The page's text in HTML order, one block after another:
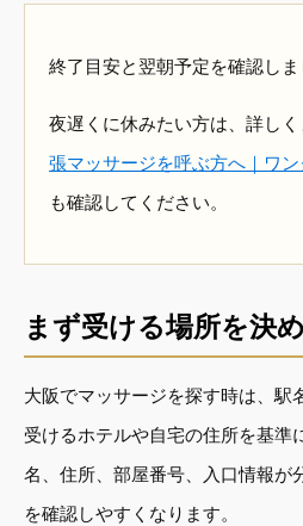
終了目安と翌朝予定を確認しま
夜遅くに休みたい方は、詳しく
張マッサージを呼ぶ方へ｜ワ
も確認してください。
まず受ける場所を決
大阪でマッサージを探す時は、駅
受けるホテルや自宅の住所を基準
名、住所、部屋番号、入口情報が
を確認しやすくなります。